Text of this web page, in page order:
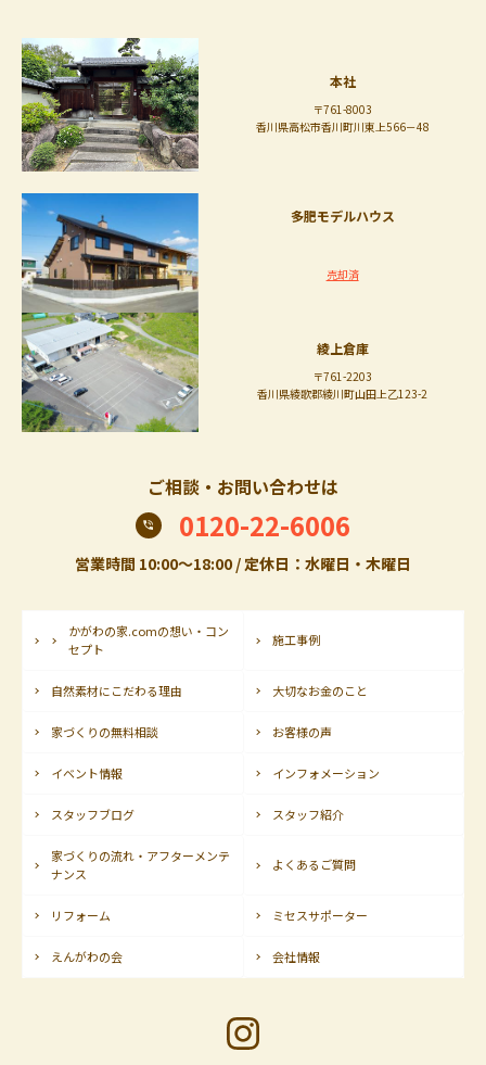
本社
〒761-8003
香川県高松市香川町川東上566－48
多肥モデルハウス
売却済
綾上倉庫
〒761-2203
香川県綾歌郡綾川町山田上乙123-2
ご相談・お問い合わせは
0120-22-6006
営業時間 10:00〜18:00 / 定休日：水曜日・木曜日
かがわの家.comの想い・コン
セプト
施工事例
自然素材にこだわる理由 大切なお金のこと
家づくりの無料相談 お客様の声
イベント情報 インフォメーション
スタッフブログ スタッフ紹介
家づくりの流れ・アフターメンテ
ナンス
よくあるご質問
リフォーム ミセスサポーター
えんがわの会 会社情報